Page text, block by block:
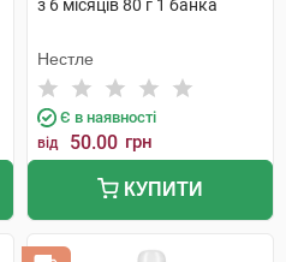
з 6 місяців 80 г 1 банка
Нестле
Є в наявності
від 50.00 грн
КУПИТИ